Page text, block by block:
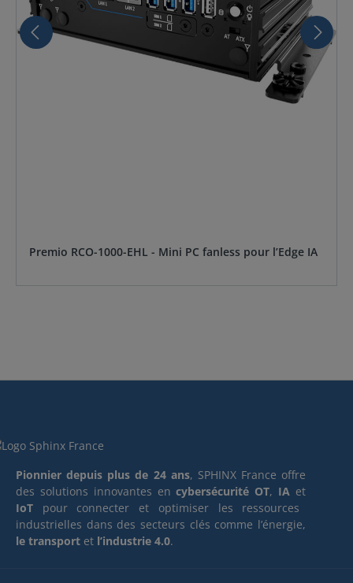
Premio RCO-1000-EHL - Mini PC fanless pour l’Edge IA
Pionnier depuis plus de 24 ans, SPHINX France offre
des solutions innovantes encybersécurité OT, IA et
IoT pour connecter et optimiser les ressources
industrielles dans des secteurs clés comme l’énergie,
le transport et l’industrie 4.0.